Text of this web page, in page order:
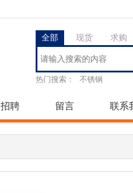
全部 现货 求购
热门搜索： 不锈钢
招聘 留言 联系